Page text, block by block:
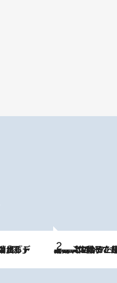
2026.8.5
【阿川佐和子さんの年とる力】なぜ70代で始めた趣味は“こんなに楽しい”のか？ ピアノ、俳句…スランプに陥っても続けられる“ある秘訣”とは